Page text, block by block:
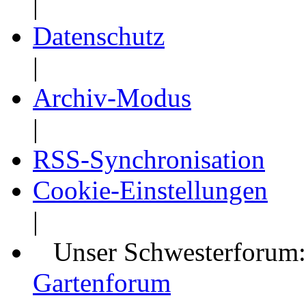
Datenschutz
|
Archiv-Modus
|
RSS-Synchronisation
Cookie-Einstellungen
|
Unser
Gartenforum